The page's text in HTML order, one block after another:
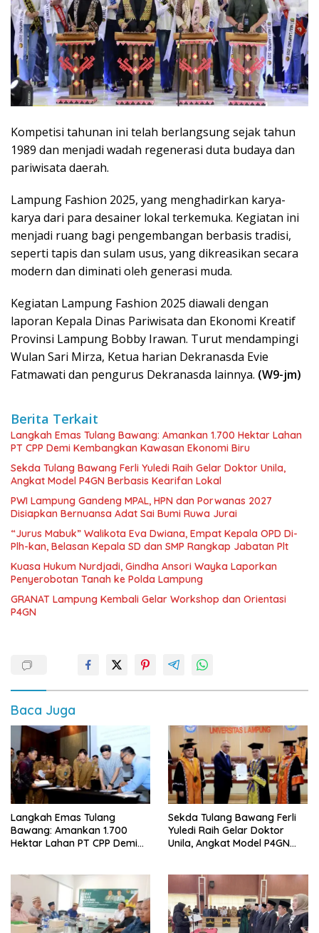
Kompetisi tahunan ini telah berlangsung sejak tahun
1989 dan menjadi wadah regenerasi duta budaya dan
pariwisata daerah.
Lampung Fashion 2025, yang menghadirkan karya-
karya dari para desainer lokal terkemuka. Kegiatan ini
menjadi ruang bagi pengembangan berbasis tradisi,
seperti tapis dan sulam usus, yang dikreasikan secara
modern dan diminati oleh generasi muda.
Kegiatan Lampung Fashion 2025 diawali dengan
laporan Kepala Dinas Pariwisata dan Ekonomi Kreatif
Provinsi Lampung Bobby Irawan. Turut mendampingi
Wulan Sari Mirza, Ketua harian Dekranasda Evie
Fatmawati dan pengurus Dekranasda lainnya. (W9-jm)
Berita Terkait
Langkah Emas Tulang Bawang: Amankan 1.700 Hektar Lahan
PT CPP Demi Kembangkan Kawasan Ekonomi Biru
Sekda Tulang Bawang Ferli Yuledi Raih Gelar Doktor Unila,
Angkat Model P4GN Berbasis Kearifan Lokal
PWI Lampung Gandeng MPAL, HPN dan Porwanas 2027
Disiapkan Bernuansa Adat Sai Bumi Ruwa Jurai
“Jurus Mabuk” Walikota Eva Dwiana, Empat Kepala OPD Di-
Plh-kan, Belasan Kepala SD dan SMP Rangkap Jabatan Plt
Kuasa Hukum Nurdjadi, Gindha Ansori Wayka Laporkan
Penyerobotan Tanah ke Polda Lampung
GRANAT Lampung Kembali Gelar Workshop dan Orientasi
P4GN
Baca Juga
Langkah Emas Tulang
Bawang: Amankan 1.700
Hektar Lahan PT CPP Demi
Sekda Tulang Bawang Ferli
Yuledi Raih Gelar Doktor
Unila, Angkat Model P4GN